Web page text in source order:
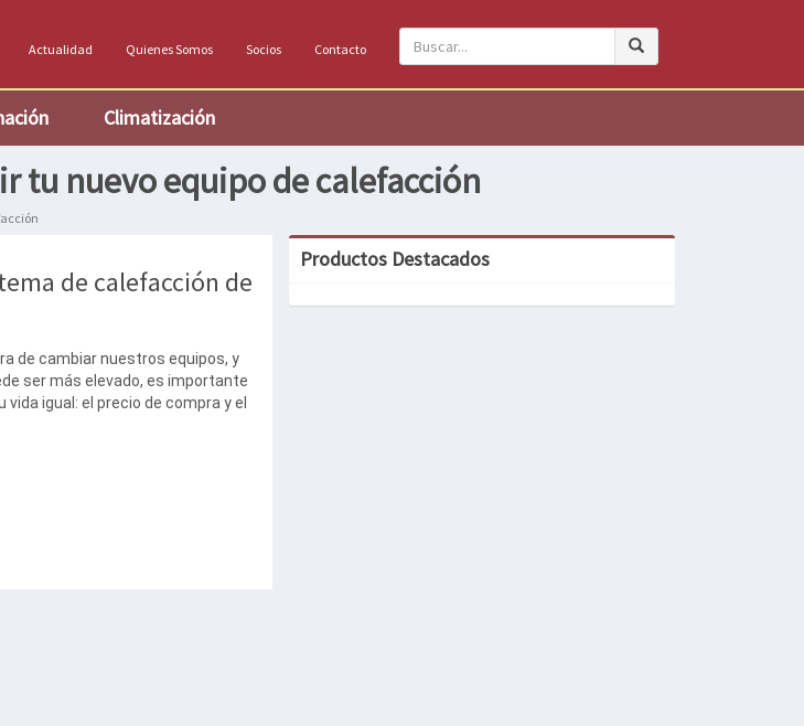
Actualidad Quienes Somos Socios Contacto
Climatización
tu nuevo equipo de calefacción
de calefacción de
de cambiar nuestros equipos, y
ser más elevado, es importante
igual: el precio de compra y el
Productos Destacados